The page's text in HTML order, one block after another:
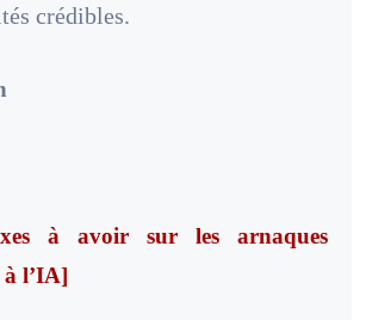
crédibles.
à avoir sur les arnaques
à l’IA]